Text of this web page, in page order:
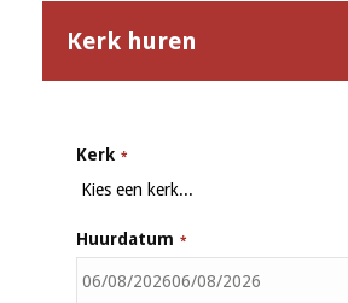
Kerk huren
Kerk *
Huurdatum *